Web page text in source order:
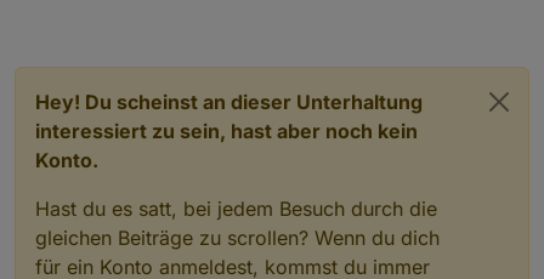
Hey! Du scheinst an dieser Unterhaltung
interessiert zu sein, hast aber noch kein
Konto.
Hast du es satt, bei jedem Besuch durch die
gleichen Beiträge zu scrollen? Wenn du dich
für ein Konto anmeldest, kommst du immer